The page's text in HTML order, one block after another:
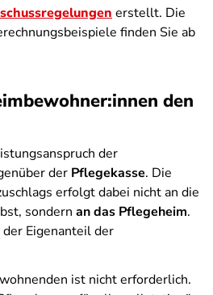
erstellt. Die
finden Sie ab
den
der
der Pflegekasse. Die
erfolgt dabei nicht an die
sondern an das Pflegeheim.
Eigenanteil der
ist nicht erforderlich.